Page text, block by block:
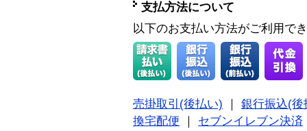
支払方法について
以下のお支払い方法がご利用で
売掛取引(後払い)
銀行振込(後
換宅配便
セブンイレブン決済